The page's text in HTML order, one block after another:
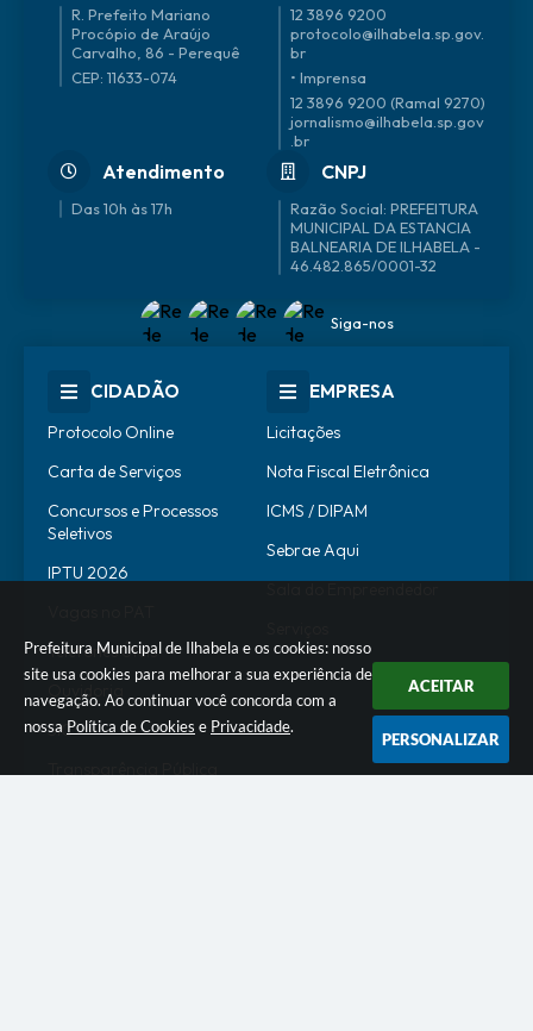
Prefeitura Municipal de Ilhabela e os cookies: nosso
site usa cookies para melhorar a sua experiência de
navegação. Ao continuar você concorda com a
nossa Política de Cookies e Privacidade.
ACEITAR
PERSONALIZAR
R. Prefeito Mariano
Procópio de Araújo
Carvalho, 86 - Perequê
CEP: 11633-074
12 3896 9200
protocolo@ilhabela.sp.gov.
br
• Imprensa
12 3896 9200 (Ramal 9270)
jornalismo@ilhabela.sp.gov
.br
Atendimento
Das 10h às 17h
CNPJ
46.482.865/0001-32
Siga-nos
CIDADÃO
Protocolo Online
Carta de Serviços
Concursos e Processos
Seletivos
IPTU 2026
Telefones Úteis
Ouvidoria
SIC
EMPRESA
Licitações
Nota Fiscal Eletrônica
ICMS / DIPAM
Sebrae Aqui